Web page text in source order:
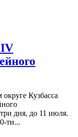
Российской
«Практическое
—